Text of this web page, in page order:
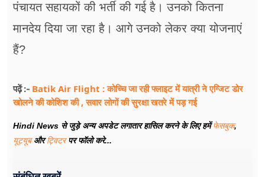
पंचायत सहायकों की भर्ती की गई है। उनको कितना
मानदेय दिया जा रहा है। आगे उनको लेकर क्या योजनाएं
हैं?
पढ़ें :- Batik Air Flight : कोच्चि जा रही फ्लाइट में यात्री ने एग्जिट डोर
खोलने की कोशिश की , सवार लोगों की सुरक्षा खतरे में पड़ गई
Hindi News से जुड़े अन्य अपडेट लगातार हासिल करने के लिए हमेंफेसबुक,
यूट्यूबऔरट्विटरपर फॉलो करे...